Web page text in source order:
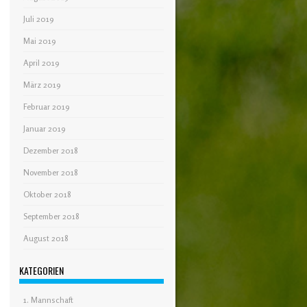
Juli 2019
Mai 2019
April 2019
März 2019
Februar 2019
Januar 2019
Dezember 2018
November 2018
Oktober 2018
September 2018
August 2018
KATEGORIEN
1. Mannschaft